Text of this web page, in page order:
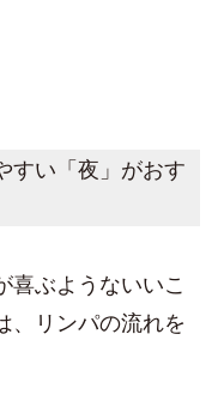
すい「夜」がおす
喜ぶようないいこ
、リンパの流れを